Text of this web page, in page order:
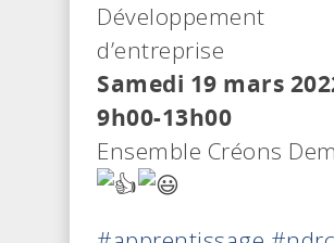
Développement
d’entreprise
Samedi 19 mars
9h00-13h00
Ensemble Créons